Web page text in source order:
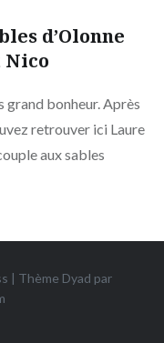
d’Olonne
Nico
grand bonheur. Après
retrouver ici Laure
aux sables
| Thème Dyad par